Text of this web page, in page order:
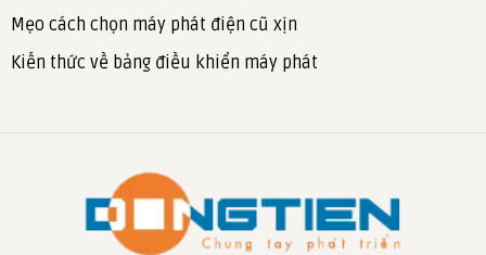
Mẹo cách chọn máy phát điện cũ xịn
Kiến thức về bảng điều khiển máy phát